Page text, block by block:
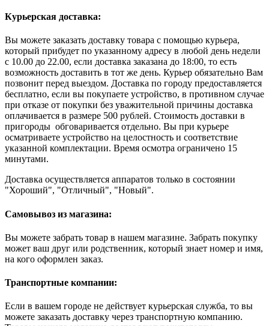
Курьерская доставка:
Вы можете заказать доставку товара с помощью курьера,
который прибудет по указанному адресу в любой день недели
с 10.00 до 22.00, если доставка заказана до 18:00, то есть
возможность доставить в тот же день. Курьер обязательно Вам
позвонит перед выездом. Доставка по городу предоставляется
бесплатно, если вы покупаете устройство, в противном случае
при отказе от покупки без уважительной причины доставка
оплачивается в размере 500 рублей. Стоимость доставки в
пригороды обговаривается отдельно. Вы при курьере
осматриваете устройство на целостность и соответствие
указанной комплектации. Время осмотра ограничено 15
минутами.
Доставка осуществляется аппаратов только в состоянии
"Хороший", "Отличный", "Новый".
Самовывоз из магазина:
Вы можете забрать товар в нашем магазине. Забрать покупку
может ваш друг или родственник, который знает номер и имя,
на кого оформлен заказ.
Транспортные компании:
Если в вашем городе не действует курьерская служба, то вы
можете заказать доставку через транспортную компанию.